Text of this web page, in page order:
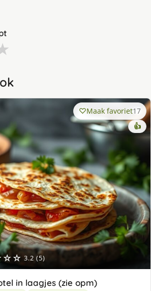
3.2 (5)
Maak favoriet17
👍
in laagjes (zie opm)